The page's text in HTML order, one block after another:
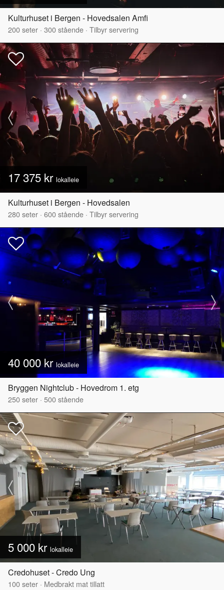
Kulturhuset i Bergen - Hovedsalen Amfi
200seter · 300stående · Tilbyr servering
17 375 kr lokalleie
Kulturhuset i Bergen - Hovedsalen
280seter · 600stående · Tilbyr servering
40 000 krlokalleie
Bryggen Nightclub - Hovedrom 1. etg
250seter · 500stående
5 000 kr lokalleie
Credohuset - Credo Ung
100seter · Medbrakt mat tillatt